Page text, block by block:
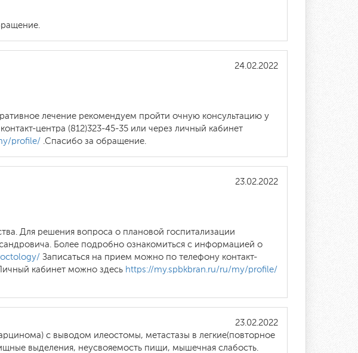
24.02.2022
лечение рекомендуем пройти очную консультацию у
центра (812)323-45-35 или через личный кабинет
profile/ .Спасибо за обращение.
23.02.2022
Для решения вопроса о плановой госпитализации
Более подробно ознакомиться с информацией о
Записаться на прием можно по телефону контакт-
кабинет можно здесь https://my.spbkbran.ru/ru/my/profile/
23.02.2022
с выводом илеостомы, метастазы в легкие(повторное
выделения, неусвояемость пищи, мышечная слабость.